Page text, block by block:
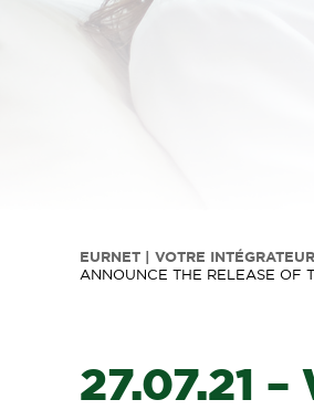
EURNET | VOTRE
ANNOUNCE THE RELEASE OF
27.07.21 –